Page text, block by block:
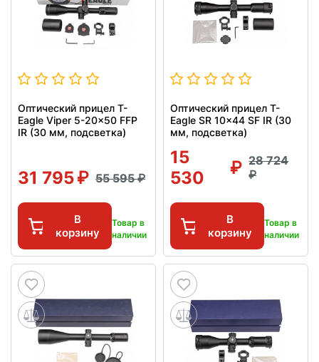
Оптический прицел T-
Eagle Viper 5-20x50 FFP
IR (30 мм, подсветка)
31 795 55 595
В
корзину
Товар в
наличии
Оптический прицел T-
Eagle SR 10x44 SF IR (30
мм, подсветка)
15
530
28 724
В
корзину
Товар в
наличии